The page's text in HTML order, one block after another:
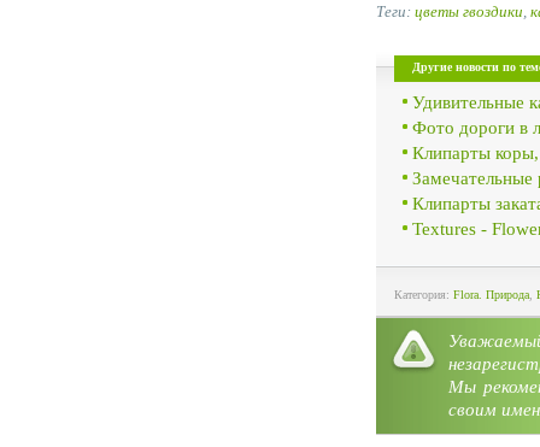
Теги: цветы гвоздики
Другие новости по
Удивительные
Фото дороги в
Клипарты
Замечательные
Клипарты
Textures -
Категория: Flora. Природа
Мы
своим